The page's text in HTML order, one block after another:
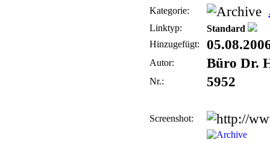
Kategorie:
Linktyp:
Standard
Hinzugefügt:
Autor: Büro Dr.
Nr.: 5952
Screenshot: